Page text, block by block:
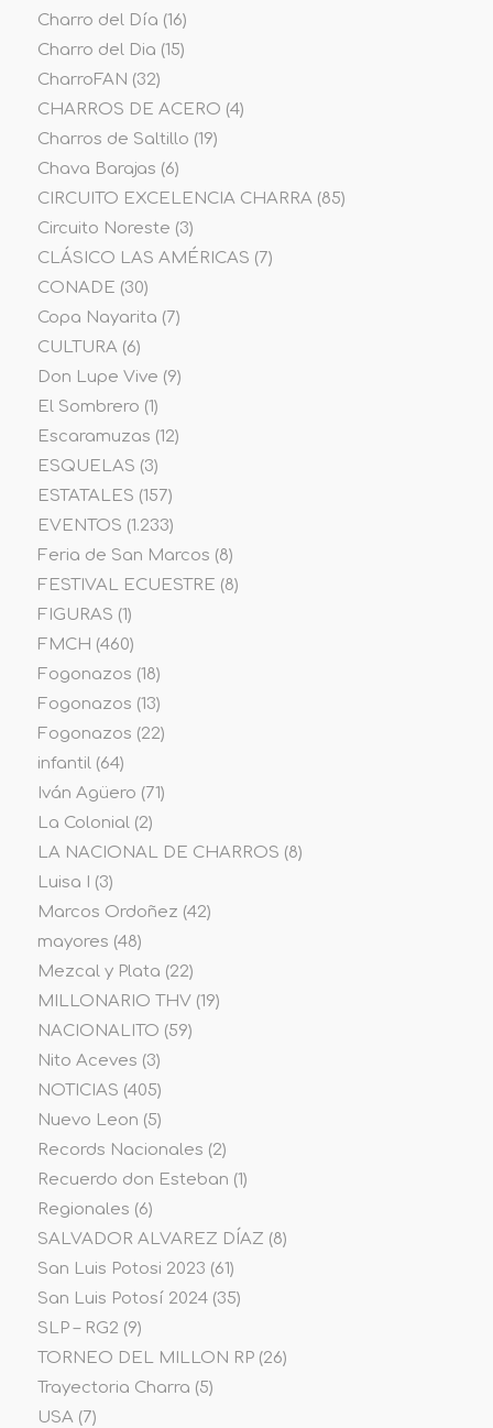
Charro del Día (16)
Charro del Dia (15)
CharroFAN (32)
CHARROS DE ACERO (4)
Charros de Saltillo (19)
Chava Barajas (6)
CIRCUITO EXCELENCIA CHARRA(85)
Circuito Noreste (3)
CLÁSICO LAS AMÉRICAS (7)
CONADE (30)
Copa Nayarita (7)
CULTURA(6)
Don Lupe Vive (9)
El Sombrero (1)
Escaramuzas (12)
ESQUELAS (3)
ESTATALES (157)
EVENTOS (1.233)
Feria de San Marcos (8)
FESTIVAL ECUESTRE (8)
FIGURAS (1)
FMCH (460)
Fogonazos (18)
Fogonazos (13)
Fogonazos (22)
infantil(64)
Iván Agüero (71)
La Colonial(2)
LA NACIONAL DE CHARROS (8)
Luisa I
(3)
Marcos Ordoñez (42)
mayores (48)
Mezcal y Plata (22)
MILLONARIO THV(19)
NACIONALITO (59)
Nito Aceves (3)
NOTICIAS (405)
Nuevo Leon (5)
Records Nacionales (2)
Recuerdo don Esteban (1)
Regionales (6)
SALVADOR ALVAREZ DÍAZ (8)
San Luis Potosi 2023 (61)
San Luis Potosí 2024(35)
SLP – RG2 (9)
TORNEO DEL MILLON RP(26)
Trayectoria Charra (5)
USA(7)